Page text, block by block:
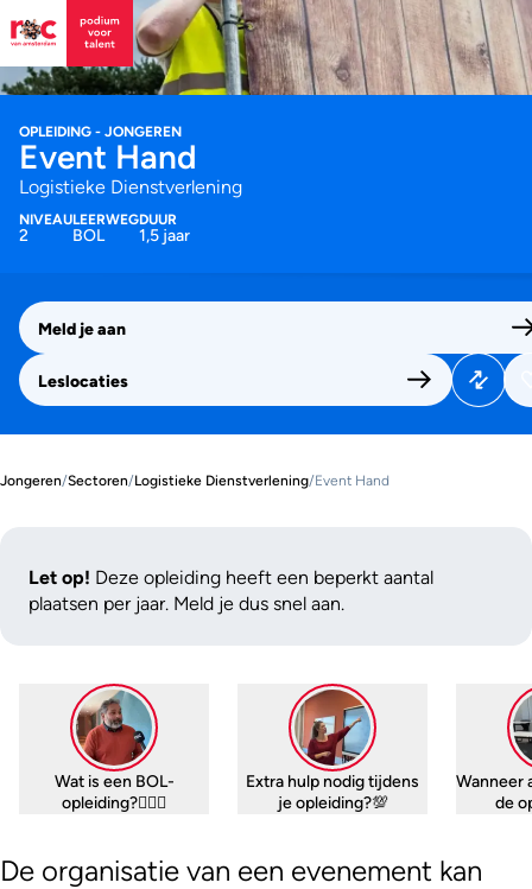
OPLEIDING - JONGEREN
Event Hand
Logistieke Dienstverlening
NIVEAU
2
LEERWEG
BOL
DUUR
1,5 jaar
Meld je aan
Leslocaties
Jongeren/Sectoren/Logistieke Dienstverlening/Event Hand
Let op! Deze opleiding heeft een beperkt aantal
plaatsen per jaar. Meld je dus snel aan.
Wat is een BOL-
opleiding?🤷🏼‍♀️
Extra hulp nodig tijdens
je opleiding?💯
Wanneer
de
De organisatie van een evenement kan